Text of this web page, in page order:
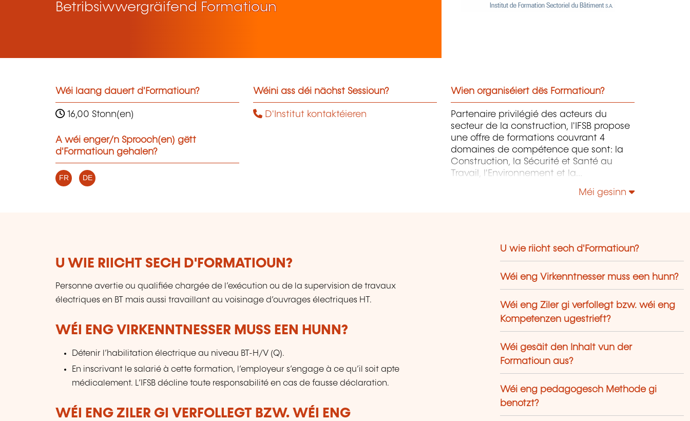
Betribsiwwergräifend Formatioun
Wéi laang dauert d'Formatioun?
16,00 Stonn(en)
A wéi enger/n Sprooch(en) gëtt
d'Formatioun gehalen?
FR DE
Wéini ass déi nächst Sessioun?
D'Institut kontaktéieren
Wien organiséiert dës Formatioun?
Partenaire privilégié des acteurs du
secteur de la construction, l'IFSB propose
une offre de formations couvrant 4
domaines de compétence que sont: la
Construction, la Sécurité et Santé au
Travail, l'Environnement et la
et la Responsabilité Sociétale.
Méi gesinn
U WIE RIICHT SECH D'FORMATIOUN?
Personne avertie ou qualifiée chargée de l’exécution ou de la supervision de travaux
électriques en BT mais aussi travaillant au voisinage d’ouvrages électriques HT.
WÉI ENG VIRKENNTNESSER MUSS EEN HUNN?
Détenir l’habilitation électrique au niveau BT-H/V (Q).
En inscrivant le salarié à cette formation, l’employeur s’engage à ce qu’il soit apte
médicalement. L’IFSB décline toute responsabilité en cas de fausse déclaration.
WÉI ENG ZILER GI VERFOLLEGT BZW. WÉI ENG
U wie riicht sech d'Formatioun?
Wéi eng Virkenntnesser muss een hunn?
Wéi eng Ziler gi verfollegt bzw. wéi eng
Kompetenzen ugestrieft?
Wéi gesäit den Inhalt vun der
Formatioun aus?
Wéi eng pedagogesch Methode gi
benotzt?